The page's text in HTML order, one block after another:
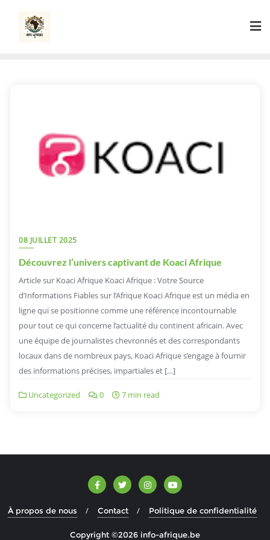
content
08 JUILLET 2025
Découvrez l’univers captivant de Koaci Afrique
Article sur Koaci Afrique Koaci Afrique : Votre Source
d’Informations Fiables sur l’Afrique Koaci Afrique est un média en
ligne qui se positionne comme une référence incontournable
pour tout ce qui concerne l’actualité du continent africain. Avec
une équipe de journalistes chevronnés et des correspondants
locaux dans de nombreux pays, Koaci Afrique s’engage à fournir
des informations précises, impartiales et […]
Uncategorized 0 7 min read
À propos de nous Contact Politique de confidentialité
Copyright ©2026 info-afrique.be